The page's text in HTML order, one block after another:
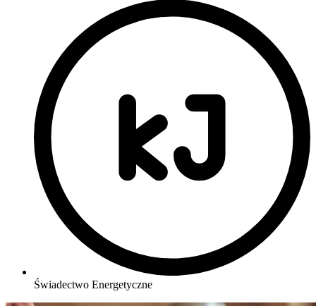
Świadectwo Energetyczne